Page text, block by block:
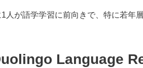
人が語学学習に前向きで、特に若年
Language